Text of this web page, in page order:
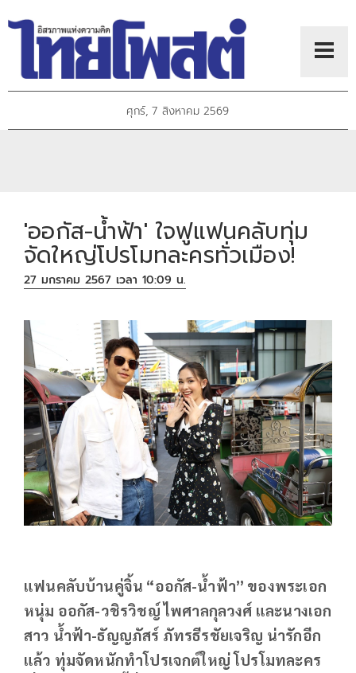
ศุกร์, 7 สิงหาคม 2569
'ออกัส-น้ำฟ้า' ใจฟูแฟนคลับทุ่ม
จัดใหญ่โปรโมทละครทั่วเมือง!
27 มกราคม 2567 เวลา 10:09 น.
แฟนคลับบ้านคู่จิ้น “ออกัส-น้ำฟ้า” ของพระเอก
หนุ่ม ออกัส-วชิรวิชญ์ ไพศาลกุลวงศ์ และนางเอก
สาว น้ำฟ้า-ธัญญภัสร์ ภัทรธีรชัยเจริญ น่ารักอีก
แล้ว ทุ่มจัดหนักทำโปรเจกต์ใหญ่ โปรโมทละคร